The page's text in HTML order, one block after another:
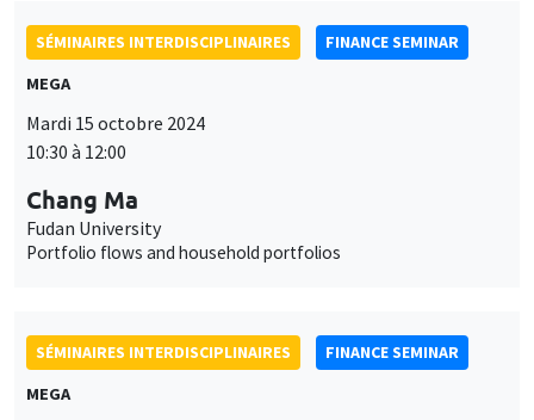
SÉMINAIRES INTERDISCIPLINAIRES
FINANCE SEMINAR
MEGA
Mardi 15 octobre 2024
10:30 à 12:00
Chang Ma
Fudan University
Portfolio flows and household portfolios
SÉMINAIRES INTERDISCIPLINAIRES
FINANCE SEMINAR
MEGA